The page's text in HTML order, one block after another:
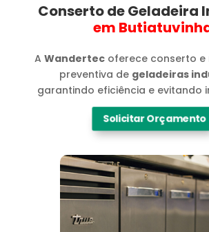
Conserto de Geladeira
em
AWandertec oferece conserto
preventiva de geladeiras
garantindo eficiência e evitando
Solicitar Orçamento